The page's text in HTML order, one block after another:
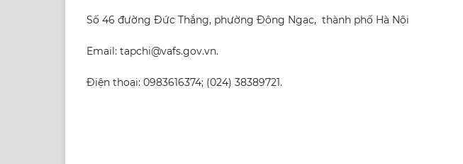
Số 46 đường Đức Thắng, phường Đông Ngạc, thành phố Hà Nội
Email: tapchi@vafs.gov.vn.
Điện thoại: 0983616374; (024) 38389721.